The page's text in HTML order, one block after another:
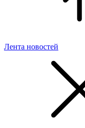
Лента новостей